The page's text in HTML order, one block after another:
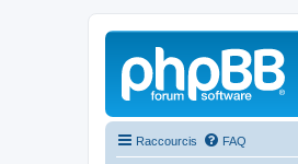
Raccourcis FAQ